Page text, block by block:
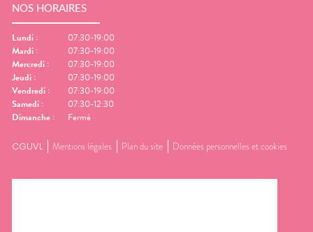
NOS HORAIRES
Lundi :
07:30-19:00
Mardi :
07:30-19:00
Mercredi :
07:30-19:00
Jeudi :
07:30-19:00
Vendredi :
07:30-19:00
Samedi :
07:30-12:30
Dimanche : Fermé
CGUVL Mentions légales Plan du site Données personnelles et cookies